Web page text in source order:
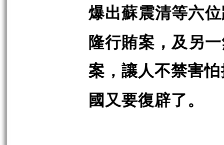
爆出蘇震清等六
隆行賄案，及另
案，讓人不禁害
國又要復辟了。